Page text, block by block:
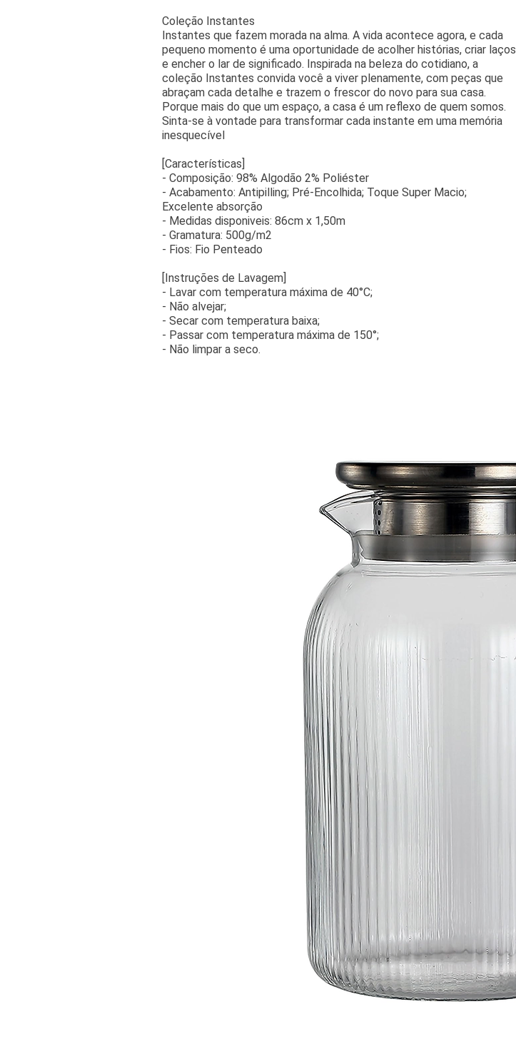
Coleção Instantes
Instantes que fazem morada na alma. A vida acontece agora, e cada
pequeno momento é uma oportunidade de acolher histórias, criar laços
e encher o lar de significado. Inspirada na beleza do cotidiano, a
coleção Instantes convida você a viver plenamente, com peças que
abraçam cada detalhe e trazem o frescor do novo para sua casa.
Porque mais do que um espaço, a casa é um reflexo de quem somos.
Sinta-se à vontade para transformar cada instante em uma memória
inesquecível
[Características]
- Composição: 98% Algodão 2% Poliéster
- Acabamento: Antipilling; Pré-Encolhida; Toque Super Macio;
Excelente absorção
- Medidas disponiveis: 86cm x 1,50m
- Gramatura: 500g/m2
- Fios: Fio Penteado
[Instruções de Lavagem]
- Lavar com temperatura máxima de 40°C;
- Não alvejar;
- Secar com temperatura baixa;
- Passar com temperatura máxima de 150°;
- Não limpar a seco.